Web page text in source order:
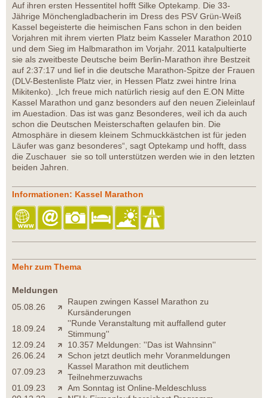
Auf ihren ersten Hessentitel hofft Silke Optekamp. Die 33-
Jährige Mönchengladbacherin im Dress des PSV Grün-Weiß
Kassel begeisterte die heimischen Fans schon in den beiden
Vorjahren mit ihrem vierten Platz beim Kasseler Marathon 2010
und dem Sieg im Halbmarathon im Vorjahr. 2011 katalpultierte
sie als zweitbeste Deutsche beim Berlin-Marathon ihre Bestzeit
auf 2:37:17 und lief in die deutsche Marathon-Spitze der Frauen
(DLV-Bestenliste Platz vier, in Hessen Platz zwei hintre Irina
Mikitenko). „Ich freue mich natürlich riesig auf den E.ON Mitte
Kassel Marathon und ganz besonders auf den neuen Zieleinlauf
im Auestadion. Das ist was ganz Besonderes, weil ich da auch
schon die Deutschen Meisterschaften gelaufen bin. Die
Atmosphäre in diesem kleinem Schmuckkästchen ist für jeden
Läufer was ganz besonderes“, sagt Optekamp und hofft, dass
die Zuschauer sie so toll unterstützen werden wie in den letzten
beiden Jahren.
Informationen: Kassel Marathon
Mehr zum Thema
Meldungen
05.08.26
Raupen zwingen Kassel Marathon zu
Kursänderungen
18.09.24
''Runde Veranstaltung mit auffallend guter
Stimmung''
12.09.24
10.357 Meldungen: ''Das ist Wahnsinn''
26.06.24
Schon jetzt deutlich mehr Voranmeldungen
07.09.23
Kassel Marathon mit deutlichem
Teilnehmerzuwachs
01.09.23
Am Sonntag ist Online-Meldeschluss